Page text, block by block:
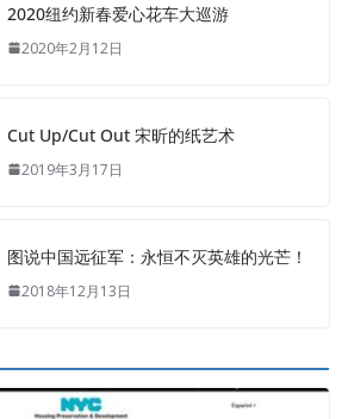
2020纽约新春爱心花车大巡游
2020年2月12日
Cut Up/Cut Out 宋昕的纸艺术
2019年3月17日
图说中国远征军：永恒不灭英雄的光芒！
2018年12月13日